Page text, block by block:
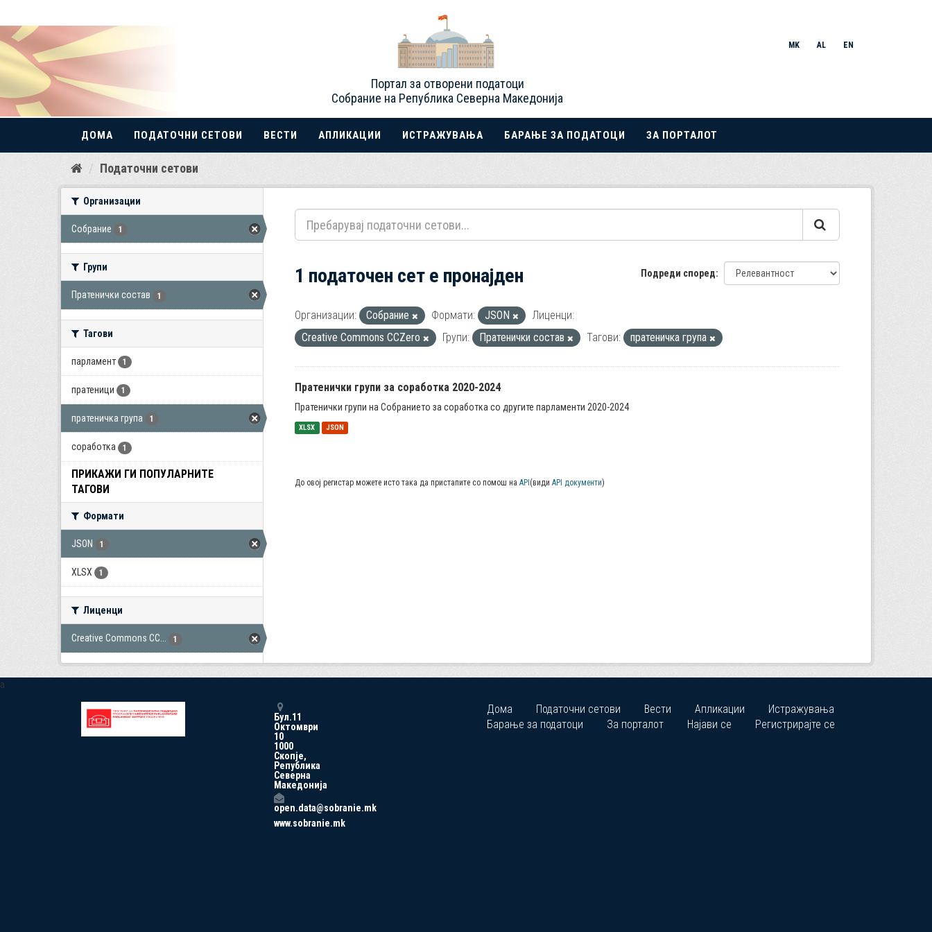
Прескокнете
Портал за отворени податоци
Собрание на Република Северна Македонија
MK AL EN
ДОМА ПОДАТОЧНИ СЕТОВИ ВЕСТИ АПЛИКАЦИИ ИСТРАЖУВАЊА БАРАЊЕ ЗА ПОДАТОЦИ ЗА ПОРТАЛОТ
Податочни сетови
Организации
Собрание 1
Групи
Пратенички состав 1
Тагови
парламент 1
пратеници 1
пратеничка група 1
соработка 1
ПРИКАЖИ ГИ ПОПУЛАРНИТЕ
ТАГОВИ
Формати
JSON 1
XLSX 1
Лиценци
Creative Commons CC... 1
Подреди според
1 податочен сет е пронајден
Организации: Собрание Формати: JSON
Лиценци:
Creative Commons CCZero
Групи: Пратенички состав Тагови: пратеничка група
Пратенички групи за соработка 2020-2024
Пратенички групи на Собранието за соработка со другите парламенти 2020-2024
XLSX JSON
До овој регистар можете исто така да пристапите со помош на API (види API документи)
a
Бул.11
Октомври
10
1000
Скопје,
Република
Северна
Македонија
open.data@sobranie.mk
www.sobranie.mk
Дома Податочни сетови Вести Апликации
Истражувања
Барање за податоци
За порталот Најави се Регистрирајте се